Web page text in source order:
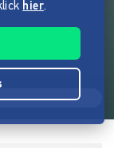
hier.